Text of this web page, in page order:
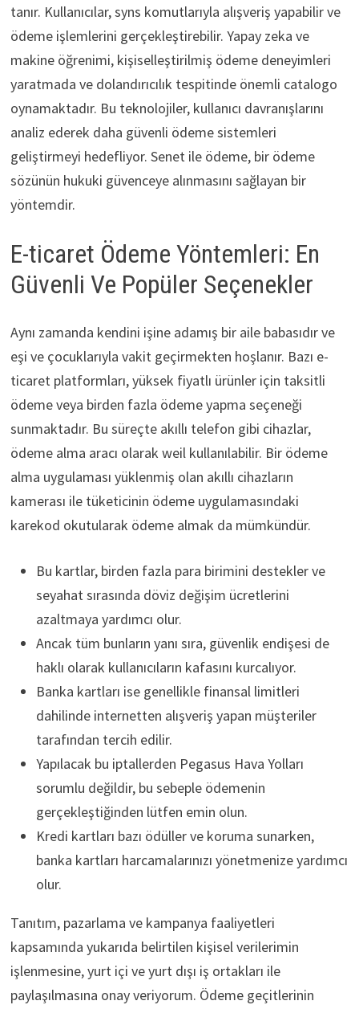
tanır. Kullanıcılar, syns komutlarıyla alışveriş yapabilir ve
ödeme işlemlerini gerçekleştirebilir. Yapay zeka ve
makine öğrenimi, kişiselleştirilmiş ödeme deneyimleri
yaratmada ve dolandırıcılık tespitinde önemli catalogo
oynamaktadır. Bu teknolojiler, kullanıcı davranışlarını
analiz ederek daha güvenli ödeme sistemleri
geliştirmeyi hedefliyor. Senet ile ödeme, bir ödeme
sözünün hukuki güvenceye alınmasını sağlayan bir
yöntemdir.
E-ticaret Ödeme Yöntemleri: En
Güvenli Ve Popüler Seçenekler
Aynı zamanda kendini işine adamış bir aile babasıdır ve
eşi ve çocuklarıyla vakit geçirmekten hoşlanır. Bazı e-
ticaret platformları, yüksek fiyatlı ürünler için taksitli
ödeme veya birden fazla ödeme yapma seçeneği
sunmaktadır. Bu süreçte akıllı telefon gibi cihazlar,
ödeme alma aracı olarak weil kullanılabilir. Bir ödeme
alma uygulaması yüklenmiş olan akıllı cihazların
kamerası ile tüketicinin ödeme uygulamasındaki
karekod okutularak ödeme almak da mümkündür.
Bu kartlar, birden fazla para birimini destekler ve
seyahat sırasında döviz değişim ücretlerini
azaltmaya yardımcı olur.
Ancak tüm bunların yanı sıra, güvenlik endişesi de
haklı olarak kullanıcıların kafasını kurcalıyor.
Banka kartları ise genellikle finansal limitleri
dahilinde internetten alışveriş yapan müşteriler
tarafından tercih edilir.
Yapılacak bu iptallerden Pegasus Hava Yolları
sorumlu değildir, bu sebeple ödemenin
gerçekleştiğinden lütfen emin olun.
Kredi kartları bazı ödüller ve koruma sunarken,
banka kartları harcamalarınızı yönetmenize yardımcı
olur.
Tanıtım, pazarlama ve kampanya faaliyetleri
kapsamında yukarıda belirtilen kişisel verilerimin
işlenmesine, yurt içi ve yurt dışı iş ortakları ile
paylaşılmasına onay veriyorum. Ödeme geçitlerinin